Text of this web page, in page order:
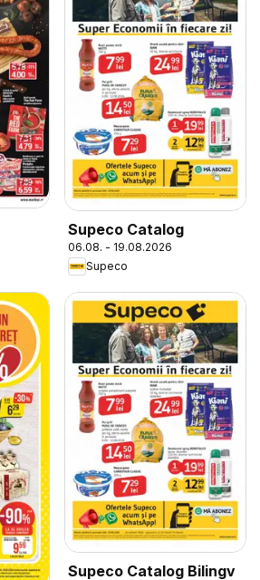
Supeco Catalog
06.08. - 19.08.2026
Supeco
Supeco Catalog Bilingv